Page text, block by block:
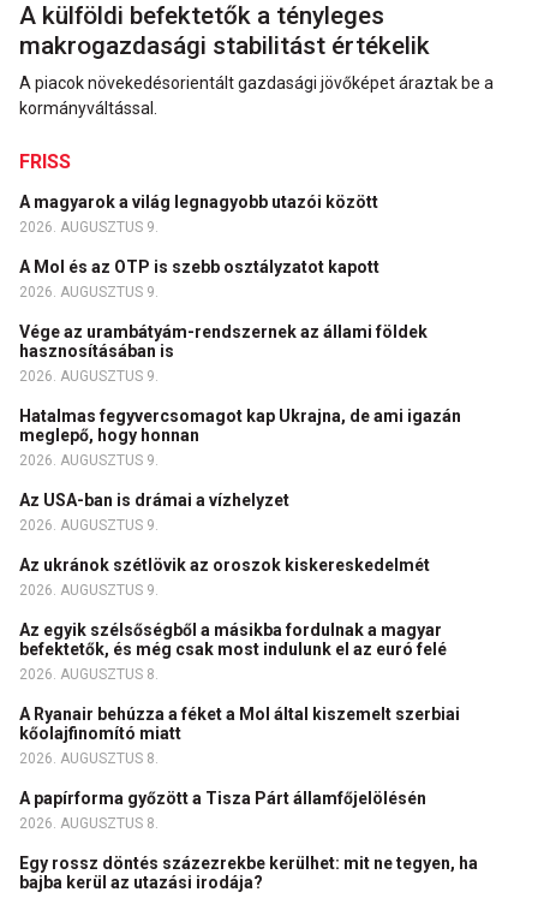
A külföldi befektetők a tényleges
makrogazdasági stabilitást értékelik
A piacok növekedésorientált gazdasági jövőképet áraztak be a
kormányváltással.
FRISS
A magyarok a világ legnagyobb utazói között
2026. AUGUSZTUS 9.
A Mol és az OTP is szebb osztályzatot kapott
2026. AUGUSZTUS 9.
Vége az urambátyám-rendszernek az állami földek
hasznosításában is
2026. AUGUSZTUS 9.
Hatalmas fegyvercsomagot kap Ukrajna, de ami igazán
meglepő, hogy honnan
2026. AUGUSZTUS 9.
Az USA-ban is drámai a vízhelyzet
2026. AUGUSZTUS 9.
Az ukránok szétlövik az oroszok kiskereskedelmét
2026. AUGUSZTUS 9.
Az egyik szélsőségből a másikba fordulnak a magyar
befektetők, és még csak most indulunk el az euró felé
2026. AUGUSZTUS 8.
A Ryanair behúzza a féket a Mol által kiszemelt szerbiai
kőolajfinomító miatt
2026. AUGUSZTUS 8.
A papírforma győzött a Tisza Párt államfőjelölésén
2026. AUGUSZTUS 8.
Egy rossz döntés százezrekbe kerülhet: mit ne tegyen, ha
bajba kerül az utazási irodája?